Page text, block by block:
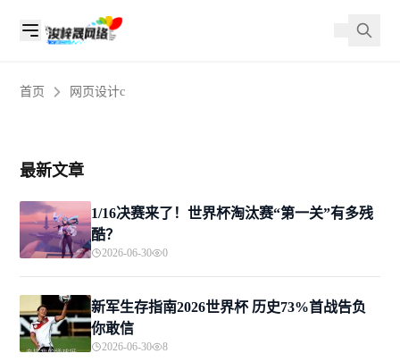
首页 网页设计c
最新文章
1/16决赛来了！世界杯淘汰赛“第一关”有多残
酷？
2026-06-30 0
新军生存指南2026世界杯 历史73%首战告负
你敢信
2026-06-30 8